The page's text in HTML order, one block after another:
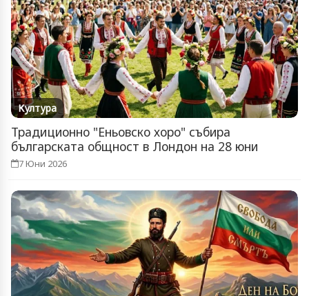
Култура
Традиционно "Еньовско хоро" събира
българската общност в Лондон на 28 юни
7 Юни 2026